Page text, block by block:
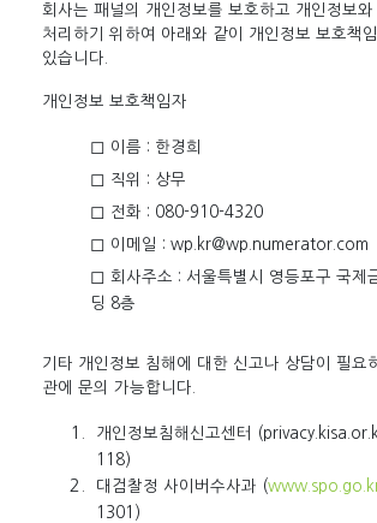
회사는 패널의 개인정보를 보호하고 개인정보
처리하기 위하여 아래와 같이 개인정보 보호책
있습니다.
개인정보 보호책임자
이름 : 한경희
직위 : 상무
전화 : 080-910-4320
이메일 : wp.kr@wp.numerator.com
회사주소 : 서울특별시 영등포구 국제
딩 8층
기타 개인정보 침해에 대한 신고나 상담이 필요
관에 문의 가능합니다.
개인정보침해신고센터
118)
대검찰정 사이버수사과 (
1301)